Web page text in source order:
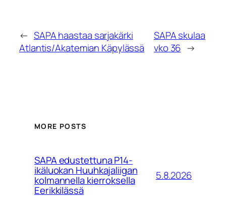
← SAPA haastaa sarjakärki
Atlantis/Akatemian Käpylässä
SAPA skulaa
vko 36 →
MORE POSTS
SAPA edustettuna P14-
ikäluokan Huuhkajaliigan
kolmannella kierroksella
Eerikkilässä
5.8.2026